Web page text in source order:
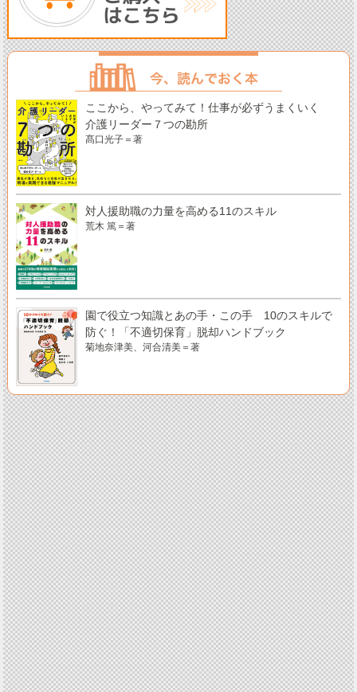
ここから、やってみて！仕事が必ずうまくいく
介護リーダー７つの勘所
髙口光子＝著
対人援助職の力量を高める11のスキル
荒木 篤＝著
園で役立つ知識とあの手・この手 10のスキルで
防ぐ！「不適切保育」脱却ハンドブック
菊地奈津美、河合清美＝著